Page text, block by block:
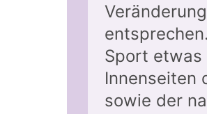
Sport etwas
Innenseiten
sowie der